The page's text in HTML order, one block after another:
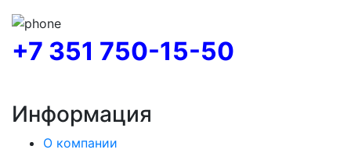
+7 351 750-15-50
Информация
О компании